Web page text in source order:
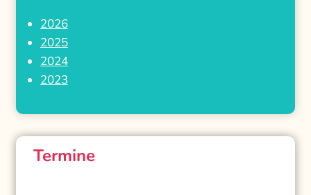
2026
2025
2024
2023
Termine